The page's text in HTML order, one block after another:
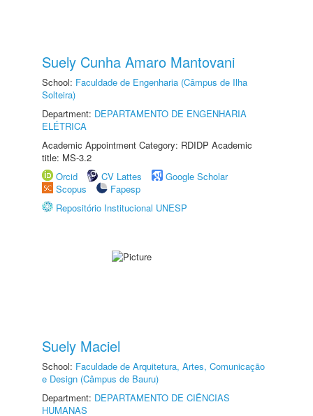
Suely Cunha Amaro Mantovani
School: Faculdade de Engenharia (Câmpus de Ilha
Solteira)
Department: DEPARTAMENTO DE ENGENHARIA
ELÉTRICA
Academic Appointment Category: RDIDP Academic
title: MS-3.2
Orcid
CV Lattes
Google Scholar
Scopus
Fapesp
Repositório Institucional UNESP
Suely Maciel
School: Faculdade de Arquitetura, Artes, Comunicação
e Design (Câmpus de Bauru)
Department: DEPARTAMENTO DE CIÊNCIAS
HUMANAS